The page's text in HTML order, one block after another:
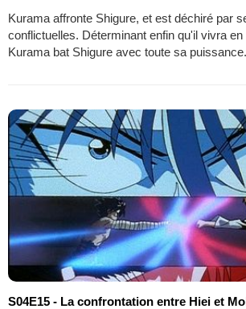
Kurama affronte Shigure, et est déchiré par
conflictuelles. Déterminant enfin qu'il vivra en
Kurama bat Shigure avec toute sa puissance.
S04E15 - La confrontation entre Hiei et